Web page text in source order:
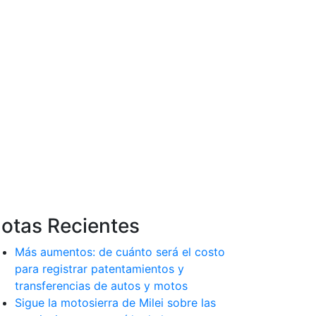
Recientes
Más aumentos: de cuánto será el costo
para registrar patentamientos y
transferencias de autos y motos
Sigue la motosierra de Milei sobre las